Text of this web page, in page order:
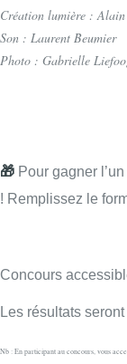
Création lumière :
Son : Laurent Beumier
Photo : Gabrielle
🎁 Pour gagner
! Remplissez le
Concours
Les résultats
Nb : En participant au concours, vous